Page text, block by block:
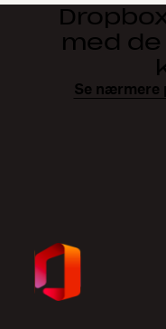
med
Se nærmere